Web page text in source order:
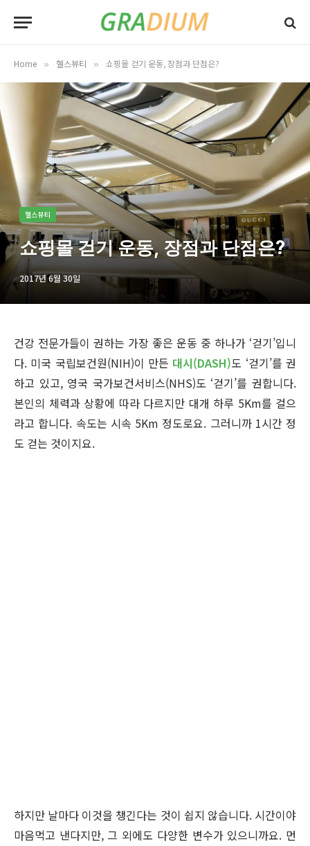
Home » 헬스뷰티 » 쇼핑몰 걷기 운동, 장점과 단점은?
헬스뷰티
쇼핑몰 걷기 운동, 장점과 단점은?
2017년 6월 30일
건강 전문가들이 권하는 가장 좋은 운동 중 하나가 ‘걷기’입니
다. 미국 국립보건원(NIH)이 만든 대시(DASH)도 ‘걷기’를 권
하고 있고, 영국 국가보건서비스(NHS)도 ‘걷기’를 권합니다.
본인의 체력과 상황에 따라 다르지만 대개 하루 5Km를 걸으
라고 합니다. 속도는 시속 5Km 정도로요. 그러니까 1시간 정
도 걷는 것이지요.
하지만 날마다 이것을 챙긴다는 것이 쉽지 않습니다. 시간이야
마음먹고 낸다지만, 그 외에도 다양한 변수가 있으니까요. 먼